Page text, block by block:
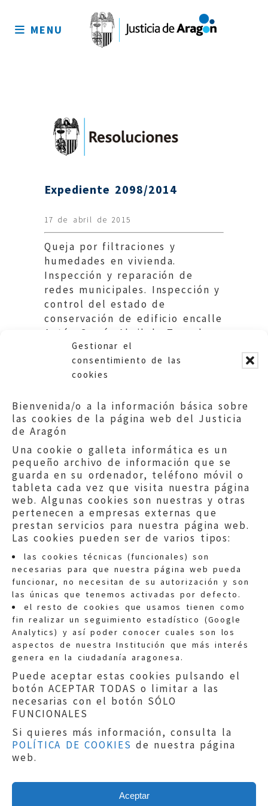
Gestionar el
consentimiento de las
cookies
Bienvenida/o a la información básica sobre
las cookies de la página web del Justicia
de Aragón
Una cookie o galleta informática es un
pequeño archivo de información que se
guarda en su ordenador, teléfono móvil o
tableta cada vez que visita nuestra página
web. Algunas cookies son nuestras y otras
pertenecen a empresas externas que
prestan servicios para nuestra página web.
Las cookies pueden ser de varios tipos:
las cookies técnicas (funcionales) son
necesarias para que nuestra página web pueda
funcionar, no necesitan de su autorización y son
las únicas que tenemos activadas por defecto.
el resto de cookies que usamos tienen como
fin realizar un seguimiento estadístico (Google
Analytics) y así poder conocer cuales son los
aspectos de nuestra Institución que más interés
genera en la ciudadanía aragonesa.
Puede aceptar estas cookies pulsando el
botón ACEPTAR TODAS o limitar a las
necesarias con el botón SÓLO
FUNCIONALES
Si quieres más información, consulta la
POLÍTICA DE COOKIES de nuestra página
web.
Aceptar
sitio
MENU
Expediente 2098/2014
17 de abril de 2015
Queja por filtraciones y
humedades en vivienda.
Inspección y reparación de
redes municipales. Inspección y
control del estado de
conservación de edificio encalle
Antón García Abril de Teruel.
Ayuntamiento de Teruel.
Quejas:quejas@eljusticiadearagon.es
Información general:
informacion@eljusticiadearagon.es
Teléfonos:900 210 210/
Aviso legal|Política de privacidad|
Protección de Datos
Política de cookies